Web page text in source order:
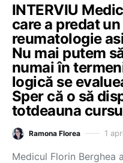
INTERVIU
care a predat
reumatologie
Nu mai putem
numai în
logică se
Sper că o să
totdeauna
Ramona Florea 1
Medicul Florin Berghea